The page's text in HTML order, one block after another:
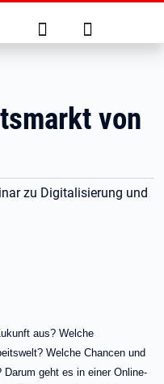
Suche Anmelden
von
zu Digitalisierung und
aus? Welche
Welche Chancen und
geht es in einer Online-